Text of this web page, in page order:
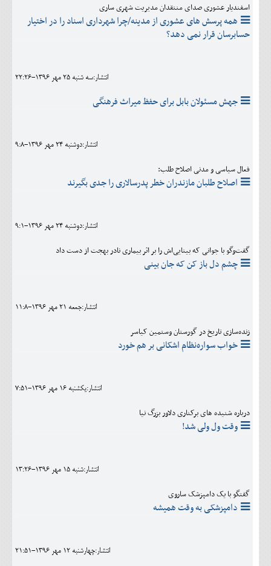
اسفندیار عشوری صدای منتقدان مدیریت شهری ساری
همه پرسش های عشوری از مدینه/چرا شهرداری اسناد را در اختیار
حسابرسان قرار نمی دهد؟
انتشار:سه شنبه 25 مهر 1396-22:26
جهش مسئولان بابل برای حفظ میراث فرهنگی
انتشار:دوشنبه 24 مهر 1396-9:8
فعال سیاسی و مدنی اصلاح طلب:
اصلاح طلبان مازندران خطر پدرسالاری را جدی بگیرند
انتشار:دوشنبه 24 مهر 1396-9:1
گفت‌وگو با جوانی که بینایی‌اش را بر اثر بیماری نادر بهجت از دست داد
چشم دل باز کن که جان بینی
انتشار:جمعه 21 مهر 1396-11:8
زنده‌سازی تاریخ در گورستان وستمین کیاسر
خواب سواره‌نظام اشکانی بر هم خورد
انتشار:يکشنبه 16 مهر 1396-7:51
درباره شنیده های برکناری دلاور بزرگ نیا
وقت ول ولی شد!
انتشار:شنبه 15 مهر 1396-13:26
گفتگو با یک دامپزشک ساروی
دامپزشکی به وقت همیشه
انتشار:چهارشنبه 12 مهر 1396-21:51